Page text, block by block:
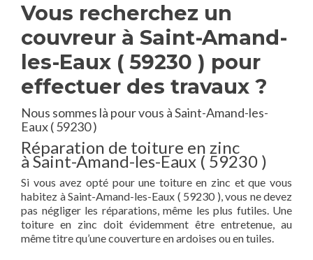
Vous recherchez un
couvreur à Saint-Amand-
les-Eaux ( 59230 ) pour
effectuer des travaux ?
Nous sommes là pour vous à Saint-Amand-les-
Eaux ( 59230 )
Réparation de toiture en zinc
à Saint-Amand-les-Eaux ( 59230 )
Si vous avez opté pour une toiture en zinc et que vous
habitez à Saint-Amand-les-Eaux ( 59230 ), vous ne devez
pas négliger les réparations, même les plus futiles. Une
toiture en zinc doit évidemment être entretenue, au
même titre qu’une couverture en ardoises ou en tuiles.